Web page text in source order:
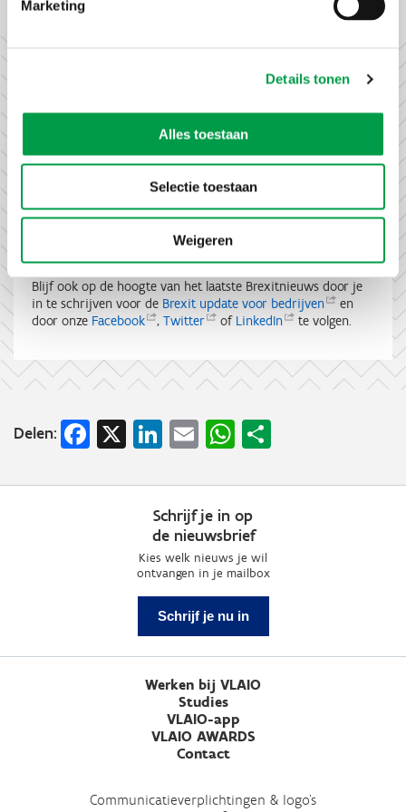
Marketing
Details tonen
Alles toestaan
Selectie toestaan
Weigeren
Hier vind je alle info en kan je deze subsidie aanvragen.
Een vraag over Brexit?
Brexitpagina van VLAIO
aan onze Brexit helpdesk viabrexit@vlaio.be. Specialisten
Enterprise Europe Network
Flanders Investment &
VLAIOstaan voor je klaar met antwoorden
en advies op maat!
Brexit update voor bedrijven
Blijf ook op de hoogte van het laatste Brexitnieuws door je
in te schrijven voor de Brexit update voor bedrijven
en
door onze Facebook , Twitter of LinkedIn te volgen.
Delen: Facebook
X LinkedIn
EmailWhatsApp
Schrijf je in op
de nieuwsbrief
Kies welk nieuws je wil
ontvangen in je mailbox
Schrijf je nu in
Werken bij VLAIO
Studies
VLAIO-app
VLAIO AWARDS
Contact
Communicatieverplichtingen & logo's